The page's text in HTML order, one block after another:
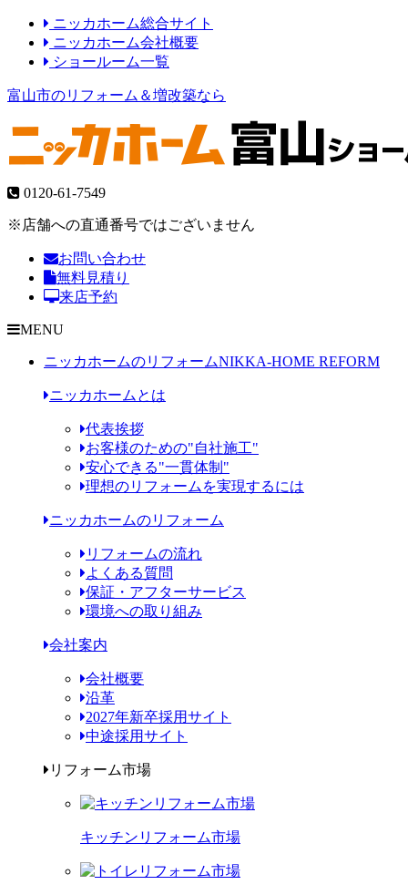
ニッカホーム総合サイト
ニッカホーム会社概要
ショールーム一覧
富山市のリフォーム＆増改築なら
0120-61-7549
※店舗への直通番号ではございません
お問い合わせ
無料見積り
来店予約
MENU
ニッカホームのリフォームNIKKA-HOME REFORM
ニッカホームとは
代表挨拶
お客様のための"自社施工"
安心できる"一貫体制"
理想のリフォームを実現するには
ニッカホームのリフォーム
リフォームの流れ
よくある質問
保証・アフターサービス
環境への取り組み
会社案内
会社概要
沿革
2027年新卒採用サイト
中途採用サイト
リフォーム市場
キッチンリフォーム市場